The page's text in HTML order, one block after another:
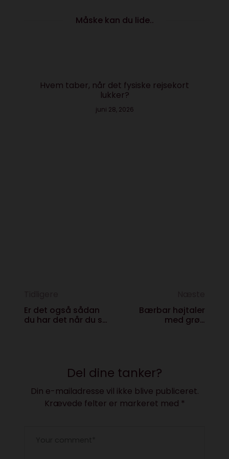
Måske kan du lide..
Hvem taber, når det fysiske rejsekort
lukker?
juni 28, 2026
Er det også sådan
du har det når du ser
Bærbar højtaler
med grøn
Del dine tanker?
Din e-mailadresse vil ikke blive publiceret.
Krævede felter er markeret med *